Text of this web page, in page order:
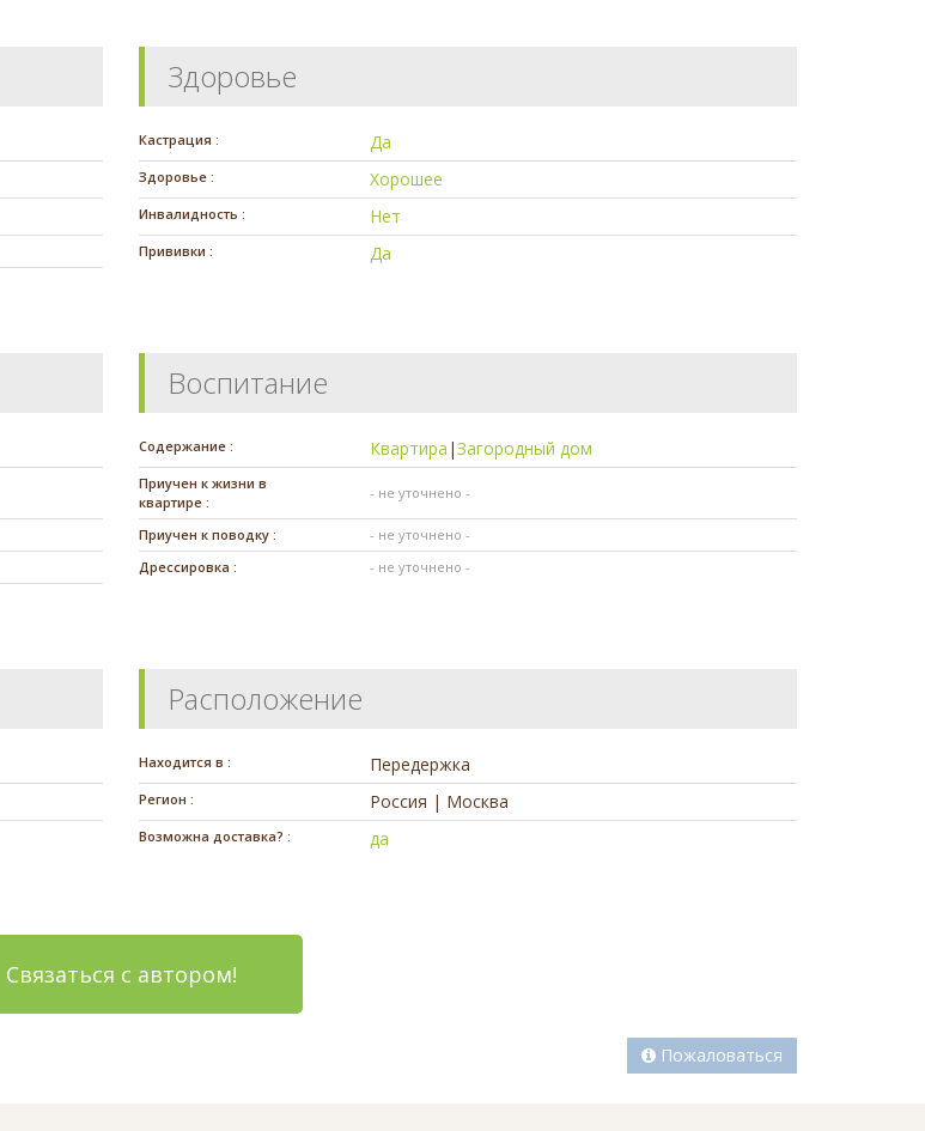
Здоровье
Кастрация : Да
Здоровье : Хорошее
Инвалидность : Нет
Прививки : Да
Воспитание
Содержание : Квартира |Загородный дом
Приучен к жизни в
квартире :
- не уточнено -
Приучен к поводку :
- не уточнено -
Дрессировка :
- не уточнено -
Расположение
Находится в : Передержка
Регион : Россия | Москва
Возможна доставка? : да
Связаться с автором!
Пожаловаться